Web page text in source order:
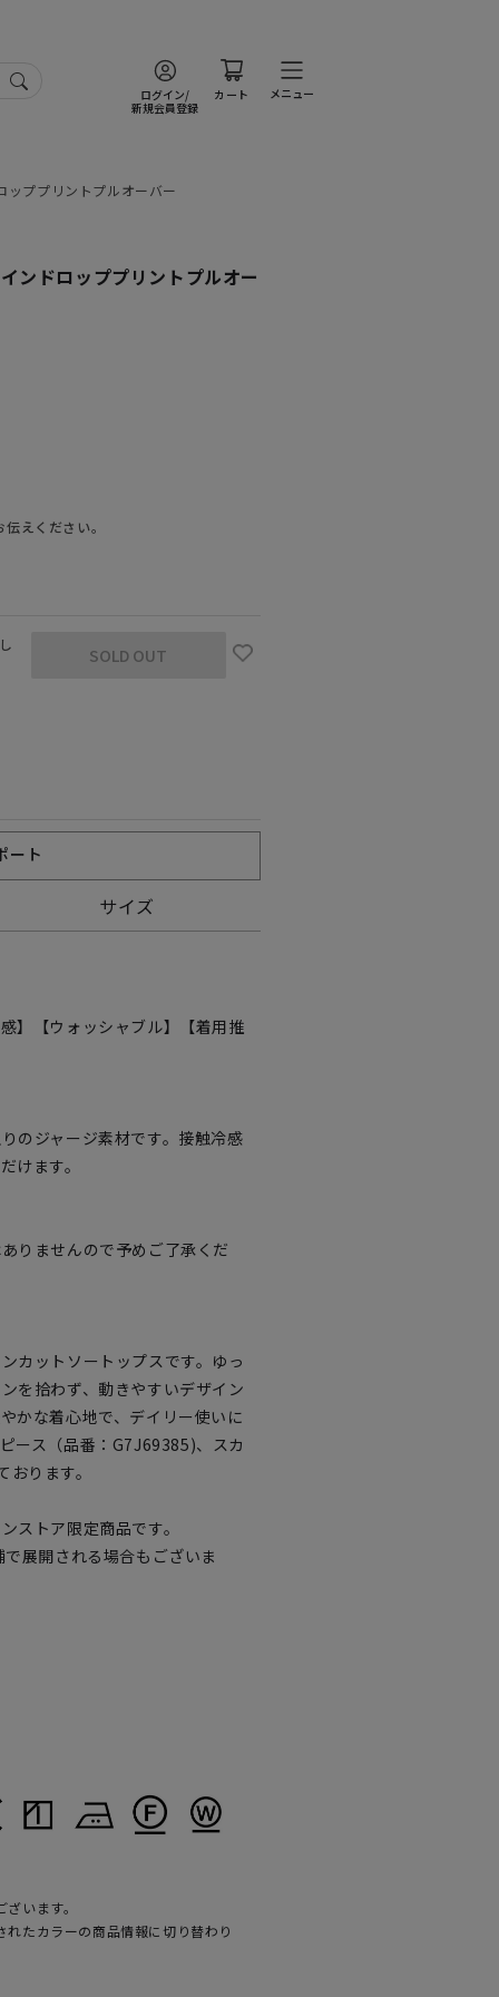
ログイン/
新規会員登録
カート メニュー
ププリントプルオーバー
ンドロッププリントプルオー
えください。
SOLD OUT
ート
サイズ
】【ウォッシャブル】【着用推
のジャージ素材です。接触冷感
けます。
りませんので予めご了承くだ
カットソートップスです。ゆっ
を拾わず、動きやすいデザイン
かな着心地で、デイリー使いに
ース（品番：G7J69385)、スカ
ります。
ストア限定商品です。
展開される場合もございま
います。
たカラーの商品情報に切り替わり